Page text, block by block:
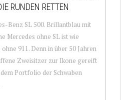
RUNDEN RETTEN
Benz SL 500. Brillantblau mit
Mercedes ohne SL ist wie
ohne 911. Denn in über 50 Jahren
Zweisitzer zur Ikone gereift
Portfolio der Schwaben